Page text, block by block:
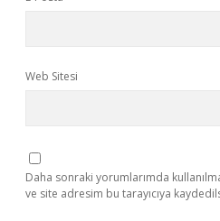
Web Sitesi
Daha sonraki yorumlarımda
ve site adresim bu tarayıcıya